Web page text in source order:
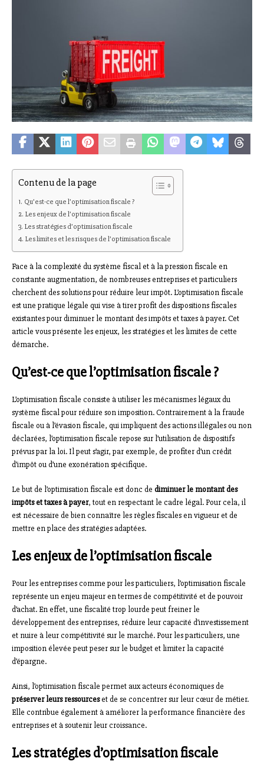
Contenu de la page
Qu’est-ce que l’optimisation fiscale ?
Les enjeux de l’optimisation fiscale
Les stratégies d’optimisation fiscale
Les limites et les risques de l’optimisation fiscale
Face à la complexité du système fiscal et à la pression fiscale en
constante augmentation, de nombreuses entreprises et particuliers
cherchent des solutions pour réduire leur impôt. L’optimisation fiscale
est une pratique légale qui vise à tirer profit des dispositions fiscales
existantes pour diminuer le montant des impôts et taxes à payer. Cet
article vous présente les enjeux, les stratégies et les limites de cette
démarche.
Qu’est-ce que l’optimisation fiscale ?
L’optimisation fiscale consiste à utiliser les mécanismes légaux du
système fiscal pour réduire son imposition. Contrairement à la fraude
fiscale ou à l’évasion fiscale, qui impliquent des actions illégales ou non
déclarées, l’optimisation fiscale repose sur l’utilisation de dispositifs
prévus par la loi. Il peut s’agir, par exemple, de profiter d’un crédit
d’impôt ou d’une exonération spécifique.
Le but de l’optimisation fiscale est donc de diminuer le montant des
impôts et taxes à payer, tout en respectant le cadre légal. Pour cela, il
est nécessaire de bien connaître les règles fiscales en vigueur et de
mettre en place des stratégies adaptées.
Les enjeux de l’optimisation fiscale
Pour les entreprises comme pour les particuliers, l’optimisation fiscale
représente un enjeu majeur en termes de compétitivité et de pouvoir
d’achat. En effet, une fiscalité trop lourde peut freiner le
développement des entreprises, réduire leur capacité d’investissement
et nuire à leur compétitivité sur le marché. Pour les particuliers, une
imposition élevée peut peser sur le budget et limiter la capacité
d’épargne.
Ainsi, l’optimisation fiscale permet aux acteurs économiques de
préserver leurs ressourceset de se concentrer sur leur cœur de métier.
Elle contribue également à améliorer la performance financière des
entreprises et à soutenir leur croissance.
Les stratégies d’optimisation fiscale